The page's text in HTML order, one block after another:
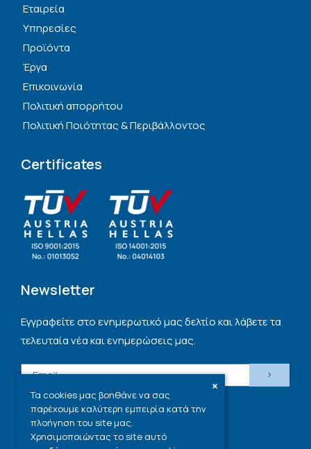
Εταιρεία
Υπηρεσίες
Προϊόντα
Έργα
Επικοινωνία
Πολιτική απορρήτου
Πολιτική Ποιότητας & Περιβάλλοντος
Certificates
Newsletter
Εγγραφείτε στο ενημερωτικό μας δελτίο και λάβετε τα
τελευταία νέα και ενημερώσεις μας.
Συμφωνώ με τηνπολιτική απορρήτου
×
Τα cookies μας βοηθάνε να σας
παρέχουμε καλύτερη εμπειρία κατά την
πλοήγηση του site μας.
Χρησιμοποιώντας το site αυτό